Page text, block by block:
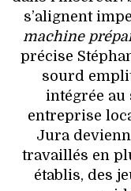
s’alignent
machine
précise
sourd
intégrée au
entreprise
Jura
travaillés en
établis, des